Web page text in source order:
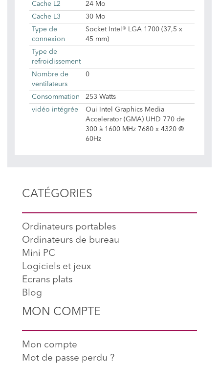
Cache L2
24 Mo
Cache L3
30 Mo
Type de
connexion
Socket Intel® LGA 1700 (37,5 x
45 mm)
Type de
refroidissement
Nombre de
ventilateurs
0
Consommation
253 Watts
vidéo intégrée
Oui Intel Graphics Media
Accelerator (GMA) UHD 770 de
300 à 1600 MHz 7680 x 4320 @
60Hz
CATÉGORIES
Ordinateurs portables
Ordinateurs de bureau
Mini PC
Logiciels et jeux
Ecrans plats
Blog
MON COMPTE
Mon compte
Mot de passe perdu ?